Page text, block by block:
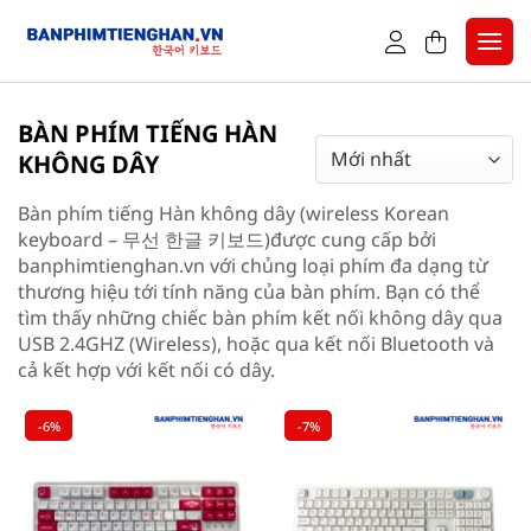
BÀN PHÍM TIẾNG HÀN
KHÔNG DÂY
Bàn phím tiếng Hàn không dây (wireless Korean
keyboard – 무선 한글 키보드)được cung cấp bởi
banphimtienghan.vn với chủng loại phím đa dạng từ
thương hiệu tới tính năng của bàn phím. Bạn có thể
tìm thấy những chiếc bàn phím kết nối không dây qua
USB 2.4GHZ (Wireless), hoặc qua kết nối Bluetooth và
cả kết hợp với kết nối có dây.
-6% -7%